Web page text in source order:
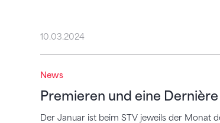
10.03.2024
News
Premieren und eine Dernière
Der Januar ist beim STV jeweils der Monat
Premieren und eine Dernière